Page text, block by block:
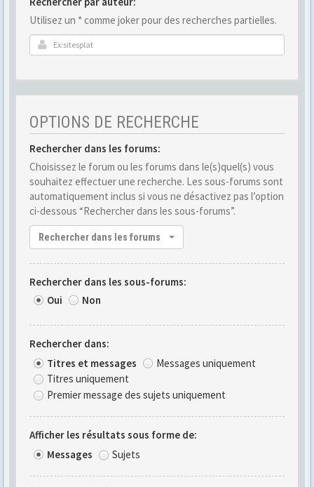
Utilisez un * comme joker pour des recherches partielles.
OPTIONS DE RECHERCHE
Rechercher dans les forums:
Choisissez le forum ou les forums dans le(s)quel(s) vous
souhaitez effectuer une recherche. Les sous-forums sont
automatiquement inclus si vous ne désactivez pas l’option
ci-dessous “Rechercher dans les sous-forums”.
Rechercher dans les forums
Rechercher dans les sous-forums:
Oui
Non
Rechercher dans:
Titres et messages
Messages uniquement
Titres uniquement
Premier message des sujets uniquement
Afficher les résultats sous forme de:
Messages
Sujets